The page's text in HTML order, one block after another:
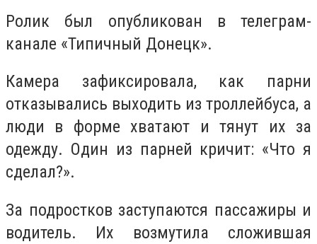
Ролик был опубликован в телеграм-
канале «Типичный Донецк».
Камера зафиксировала, как парни
отказывались выходить из троллейбуса, а
люди в форме хватают и тянут их за
одежду. Один из парней кричит: «Что я
сделал?».
За подростков заступаются пассажиры и
водитель. Их возмутила сложившая